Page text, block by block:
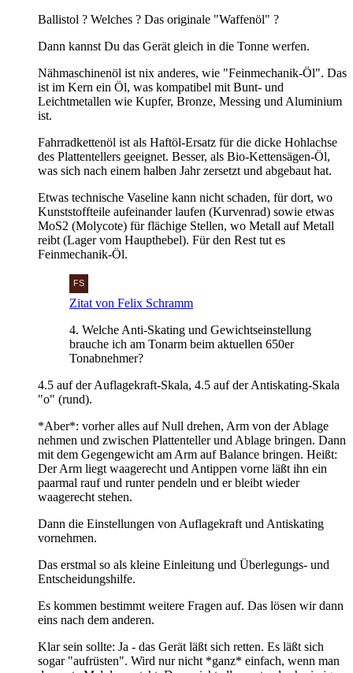
Ballistol ? Welches ? Das originale "Waffenöl" ?
Dann kannst Du das Gerät gleich in die Tonne werfen.
Nähmaschinenöl ist nix anderes, wie "Feinmechanik-Öl". Das
ist im Kern ein Öl, was kompatibel mit Bunt- und
Leichtmetallen wie Kupfer, Bronze, Messing und Aluminium
ist.
Fahrradkettenöl ist als Haftöl-Ersatz für die dicke Hohlachse
des Plattentellers geeignet. Besser, als Bio-Kettensägen-Öl,
was sich nach einem halben Jahr zersetzt und abgebaut hat.
Etwas technische Vaseline kann nicht schaden, für dort, wo
Kunststoffteile aufeinander laufen (Kurvenrad) sowie etwas
MoS2 (Molycote) für flächige Stellen, wo Metall auf Metall
reibt (Lager vom Haupthebel). Für den Rest tut es
Feinmechanik-Öl.
Zitat von Felix Schramm
4. Welche Anti-Skating und Gewichtseinstellung
brauche ich am Tonarm beim aktuellen 650er
Tonabnehmer?
4.5 auf der Auflagekraft-Skala, 4.5 auf der Antiskating-Skala
"o" (rund).
*Aber*: vorher alles auf Null drehen, Arm von der Ablage
nehmen und zwischen Plattenteller und Ablage bringen. Dann
mit dem Gegengewicht am Arm auf Balance bringen. Heißt:
Der Arm liegt waagerecht und Antippen vorne läßt ihn ein
paarmal rauf und runter pendeln und er bleibt wieder
waagerecht stehen.
Dann die Einstellungen von Auflagekraft und Antiskating
vornehmen.
Das erstmal so als kleine Einleitung und Überlegungs- und
Entscheidungshilfe.
Es kommen bestimmt weitere Fragen auf. Das lösen wir dann
eins nach dem anderen.
Klar sein sollte: Ja - das Gerät läßt sich retten. Es läßt sich
sogar "aufrüsten". Wird nur nicht *ganz* einfach, wenn man